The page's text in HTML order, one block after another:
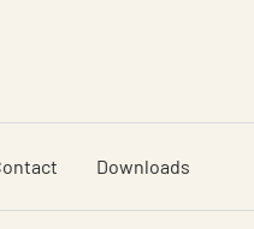
Downloads